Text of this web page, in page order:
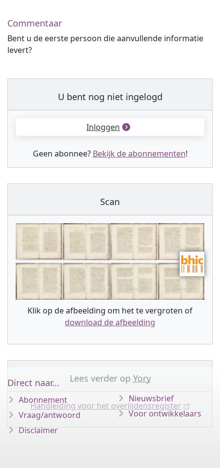
Commentaar
Bent u de eerste persoon die aanvullende informatie
levert?
U bent nog niet ingelogd
Inloggen
Geen abonnee? Bekijk de abonnementen!
Scan
Klik op de afbeelding om het te vergroten of
download de afbeelding
Lees verder op Yory
Handleiding voor het overlijdensregister
Direct naar...
Abonnement
Vraag/antwoord
Disclaimer
Nieuwsbrief
Voor ontwikkelaars